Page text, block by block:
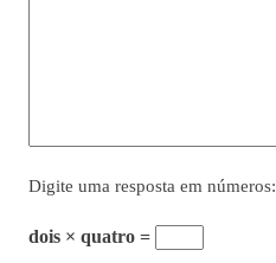
Digite uma resposta em números:
dois × quatro =